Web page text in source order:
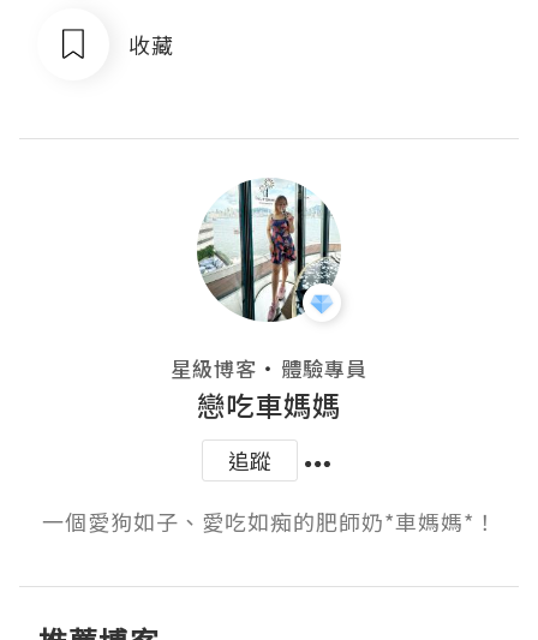
收藏
星級博客 ・ 體驗專員
戀吃車媽媽
追蹤
一個愛狗如子、愛吃如痴的肥師奶*車媽媽*！